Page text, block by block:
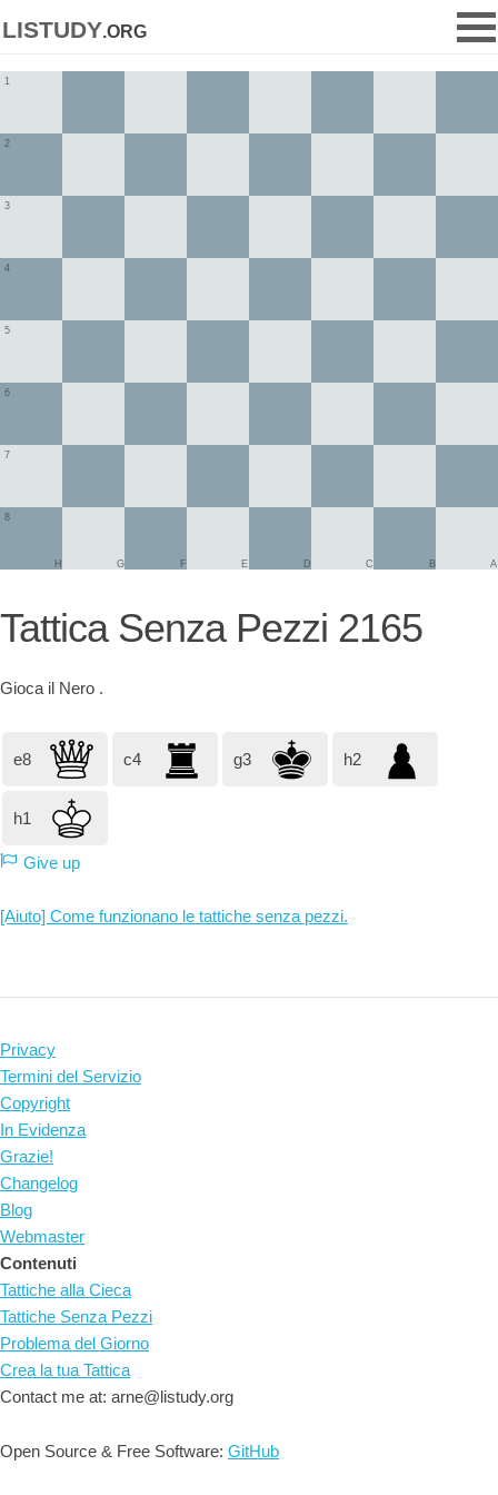
listudy.org
1
2
3
4
5
6
7
8
A
B
C
D
E
F
G
H
Tattica Senza Pezzi 2165
Gioca il Nero .
e8 c4 g3 h2
h1
Give up
[Aiuto] Come funzionano le tattiche senza pezzi.
Privacy
Termini del Servizio
Copyright
In Evidenza
Grazie!
Changelog
Blog
Webmaster
Contenuti
Tattiche alla Cieca
Tattiche Senza Pezzi
Problema del Giorno
Crea la tua Tattica
Contact me at: arne@listudy.org
Open Source & Free Software: GitHub